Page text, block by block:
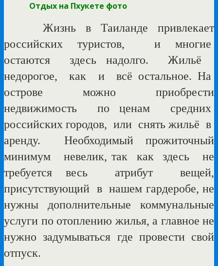
Отдых на Пхукете фото
Жизнь в Таиланде
привлекает
российских туристов,
и многие
остаются
здесь надолго.
Жильё
недорогое,
как и
всё остальное. На
острове
можно
приобрести
недвижимость
по ценам
средних
российских городов, или снять жильё в
аренду.
Необходимый прожиточный
минимум
невелик, так как здесь
не
требуется весь
атрибут
вещей,
присутствующий в нашем гардеробе, не
нужны дополнительные коммунальные
услуги по отоплению жилья, а главное не
нужно задумываться где провести свой
отпуск.